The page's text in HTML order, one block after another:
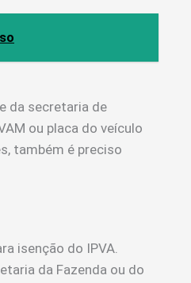
da secretaria de
ou placa do veículo
também é preciso
isenção do IPVA.
da Fazenda ou do